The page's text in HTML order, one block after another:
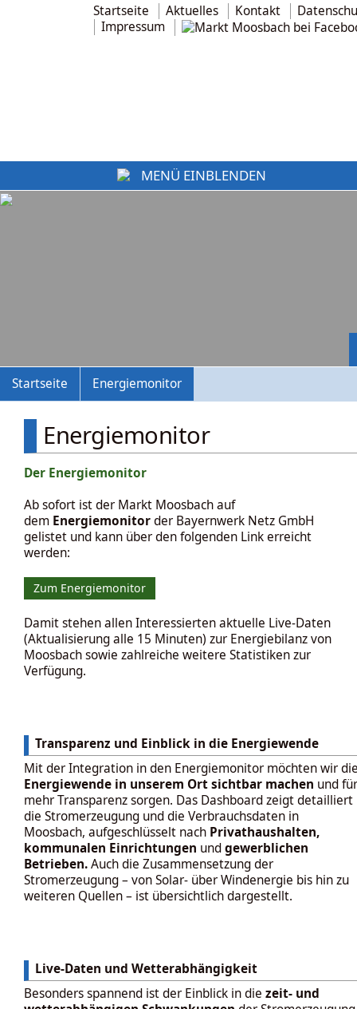
Startseite Aktuelles Kontakt
Impressum
MENÜ EINBLENDEN
Startseite Energiemonitor
Energiemonitor
Der Energiemonitor
Ab sofort ist der Markt Moosbach auf
dem Energiemonitorder Bayernwerk Netz GmbH
gelistet und kann über den folgenden Link erreicht
werden:
Zum Energiemonitor
Damit stehen allen Interessierten aktuelle Live-Daten
(Aktualisierung alle 15 Minuten) zur Energiebilanz von
Moosbach sowie zahlreiche weitere Statistiken zur
Verfügung.
Transparenz und Einblick in die Energiewende
Mit der Integration in den Energiemonitor möchten wir
Energiewende in unserem Ort sichtbar machen und für
mehr Transparenz sorgen. Das Dashboard zeigt detailliert
die Stromerzeugung und die Verbrauchsdaten in
Moosbach, aufgeschlüsselt nach Privathaushalten,
kommunalen Einrichtungen undgewerblichen
Betrieben.Auch die Zusammensetzung der
Stromerzeugung – von Solar- über Windenergie bis hin zu
weiteren Quellen – ist übersichtlich dargestellt.
Live-Daten und Wetterabhängigkeit
Besonders spannend ist der Einblick in die zeit- und